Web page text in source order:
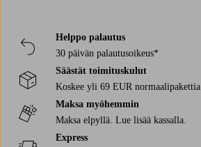
Helppo palautus
30 päivän palautusoikeus*
Säästät toimituskulut
Koskee yli 69 EUR normaalipakettia
Maksa myöhemmin
Maksa elpyllä. Lue lisää kassalla.
Express